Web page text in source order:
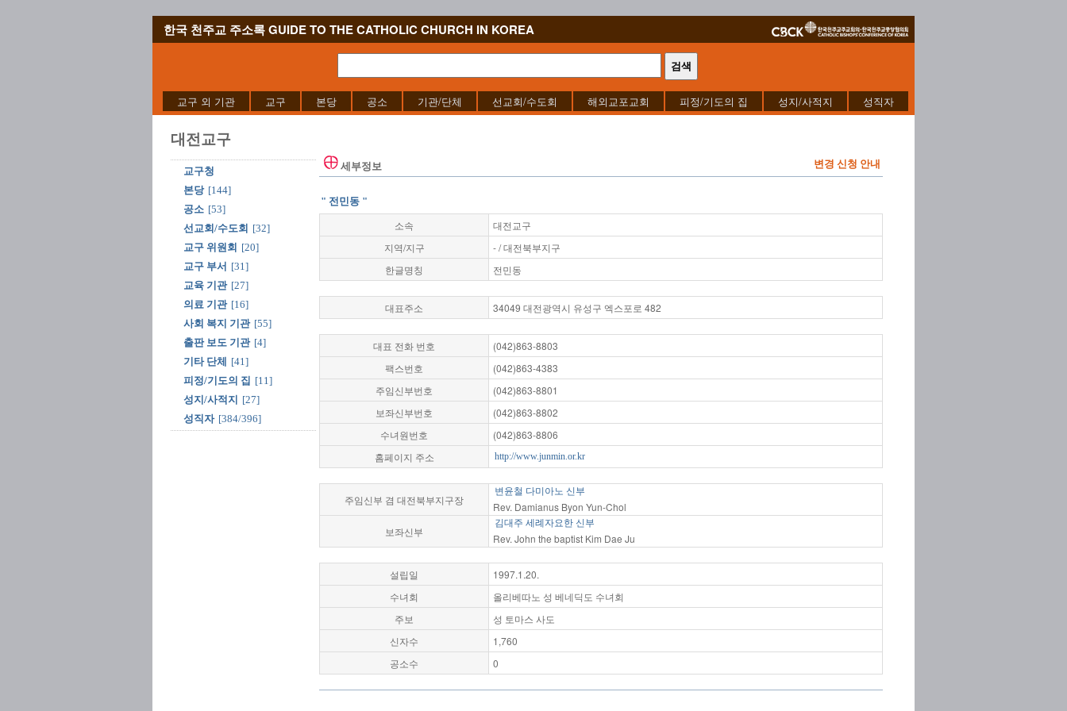
한국 천주교 주소록 GUIDE TO THE CATHOLIC CHURCH IN KOREA
교구 외 기관 교구 본당 공소 기관/단체 선교회/수도회 해외교포교회 피정/기도의 집 성지/사적지 성직자
대전교구
교구청
본당 [144]
공소 [53]
선교회/수도회 [32]
교구 위원회 [20]
교구 부서 [31]
교육 기관 [27]
의료 기관 [16]
사회 복지 기관 [55]
출판 보도 기관 [4]
기타 단체
[41]
피정/기도의 집 [11]
성지/사적지
[27]
성직자 [384/396]
세부정보 변경 신청 안내
" 전민동 "
소속
대전교구
지역/지구
- / 대전북부지구
한글명칭
전민동
대표주소 34049 대전광역시 유성구 엑스포로 482
대표 전화 번호
(042)863-8803
팩스번호
(042)863-4383
주임신부번호
(042)863-8801
보좌신부번호
(042)863-8802
수녀원번호
(042)863-8806
홈페이지 주소
http://www.junmin.or.kr
주임신부 겸 대전북부지구장
변윤철 다미아노 신부
Rev. Damianus Byon Yun-Chol
보좌신부
김대주 세례자요한 신부
Rev. John the baptist Kim Dae Ju
설립일
1997.1.20.
수녀회
올리베따노 성 베네딕도 수녀회
주보
성 토마스 사도
신자수
1,760
공소수
0